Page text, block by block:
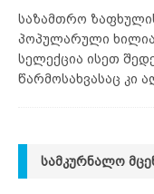
საზამთრო
პოპულარული
სელექცია ისეთ
წარმოსახვასაც კი
ᲡᲐᲛᲙᲣᲠᲜᲐᲚᲝ